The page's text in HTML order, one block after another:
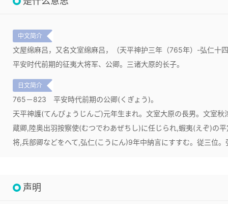
中文简介
文屋绵麻吕，又名文室绵麻吕，（天平神护三年（765年）-弘仁十
平安时代前期的征夷大将军、公卿。三诸大原的长子。
日文简介
765－823 平安時代前期の公卿(くぎょう)。
天平神護(てんぴょうじんご)元年生まれ。文室大原の長男。文室
蔵卿,陸奥出羽按察使(むつでわあぜちし)に任じられ,蝦夷(えぞ)の
将,兵部卿などをへて,弘仁(こうにん)9年中納言にすすむ。従三位
声明